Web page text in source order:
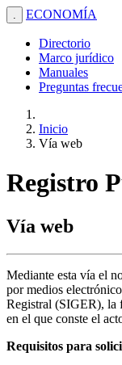
. ECONOMÍA
Directorio
Marco jurídico
Manuales
Preguntas
Inicio
Vía web
Registro
Vía web
Mediante esta vía el
por medios
Registral (SIGER), la
en el que conste el
Requisitos para